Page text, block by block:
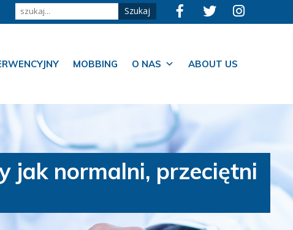
MOBBING O NAS ABOUT US
jak normalni, przeciętni